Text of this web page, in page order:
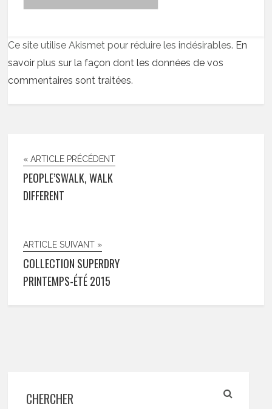
Ce site utilise Akismet pour réduire les indésirables. En
savoir plus sur la façon dont les données de vos
commentaires sont traitées.
« ARTICLE PRÉCÉDENT
PEOPLE’SWALK, WALK
DIFFERENT
ARTICLE SUIVANT »
COLLECTION SUPERDRY
PRINTEMPS-ÉTÉ 2015
CHERCHER